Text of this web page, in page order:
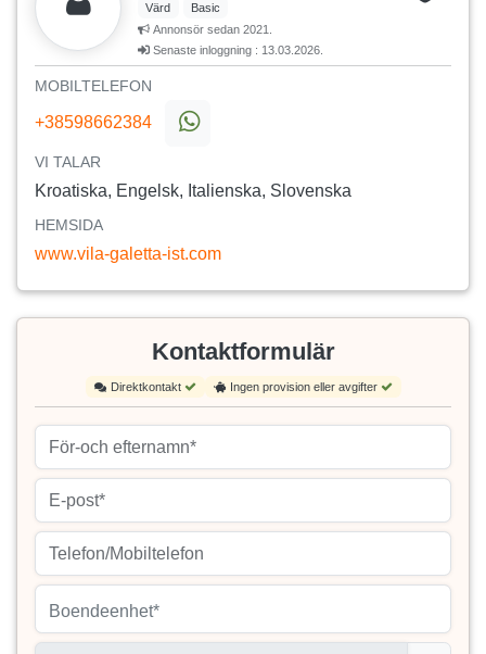
Värd
Basic
Annonsör sedan 2021.
Senaste inloggning : 13.03.2026.
MOBILTELEFON
+38598662384
VI TALAR
Kroatiska, Engelsk, Italienska, Slovenska
HEMSIDA
www.vila-galetta-ist.com
Kontaktformulär
Direktkontakt Ingen provision eller avgifter
Boendeenhet*